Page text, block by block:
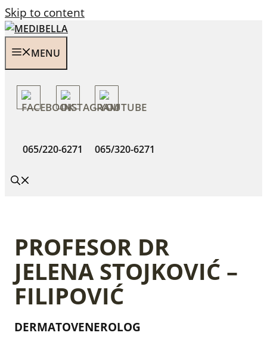
Skip to content
MENU
065/220-6271 065/320-6271
PROFESOR DR
JELENA STOJKOVIĆ –
FILIPOVIĆ
DERMATOVENEROLOG